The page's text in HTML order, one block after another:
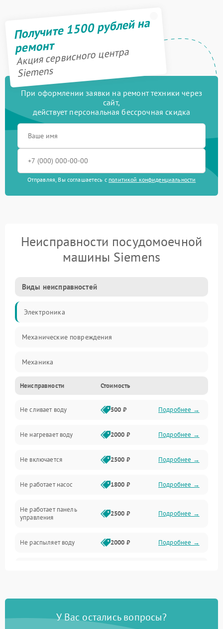
Получите 1500 рублей на
ремонт
Акция сервисного центра
Siemens
При оформлении заявки на ремонт техники через
сайт,
действует персональная бессрочная скидка
Отправляя, Вы соглашаетесь с политикой конфиденциальности
Неисправности посудомоечной
машины Siemens
Виды неисправностей
Электроника
Механические повреждения
Механика
Управление
Электропитание
Датчики
Нагрев
Вода
Гигиена
Программное обеспечение
Неисправности Стоимость
Не сливает воду 500 ₽ Подробнее →
Не нагревает воду 2000 ₽ Подробнее →
Не включается 2500 ₽ Подробнее →
Не работает насос 1800 ₽ Подробнее →
Не работает панель
управления
2500 ₽ Подробнее →
Не распыляет воду 2000 ₽ Подробнее →
Проблемы с набором
У Вас остались вопросы?